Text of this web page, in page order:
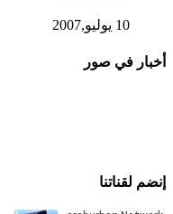
10 يوليو,2007
أخبار في صور
إنضم لقناتنا